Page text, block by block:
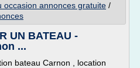
occasion annonces gratuite /
UN BATEAU -
...
bateau Carnon , location